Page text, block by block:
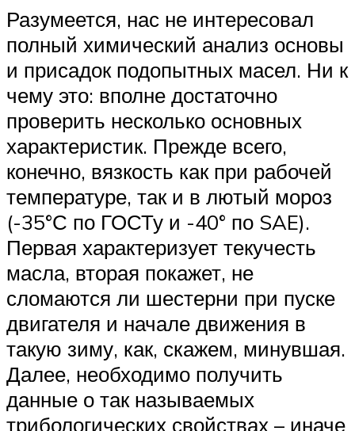
Разумеется, нас не интересовал
полный химический анализ основы
и присадок подопытных масел. Ни к
чему это: вполне достаточно
проверить несколько основных
характеристик. Прежде всего,
конечно, вязкость как при рабочей
температуре, так и в лютый мороз
(-35°С по ГОСТу и -40° по SAE).
Первая характеризует текучесть
масла, вторая покажет, не
сломаются ли шестерни при пуске
двигателя и начале движения в
такую зиму, как, скажем, минувшая.
Далее, необходимо получить
данные о так называемых
трибологических свойствах – иначе